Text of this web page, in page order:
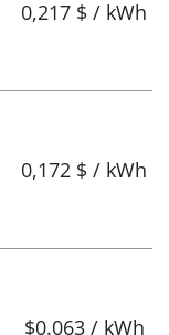
0,217 $ / kWh
0,172 $ / kWh
$0.063 / kWh